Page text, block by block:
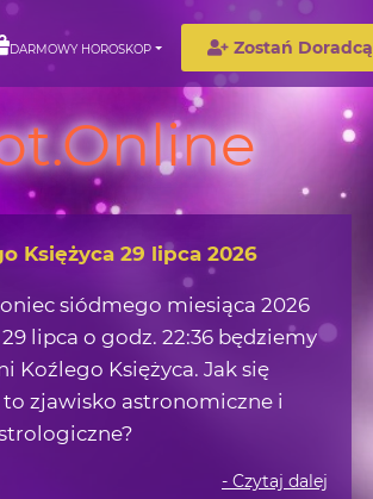
DARMOWY HOROSKOP Zostań Doradcą
Księżyca 29 lipca 2026
siódmego miesiąca 2026
lipca o godz. 22:36 będziemy
Koźlego Księżyca. Jak się
zjawisko astronomiczne i
- Czytaj dalej